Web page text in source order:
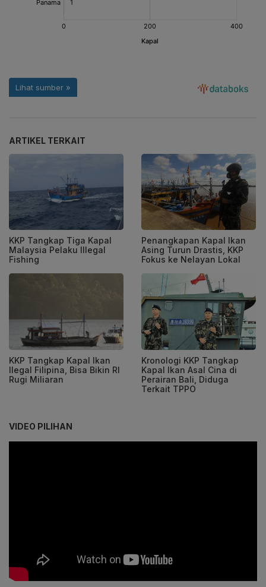
ARTIKEL TERKAIT
KKP Tangkap Tiga Kapal
Malaysia Pelaku Illegal
Fishing
Penangkapan Kapal Ikan
Asing Turun Drastis, KKP
Fokus ke Nelayan Lokal
KKP Tangkap Kapal Ikan
Ilegal Filipina, Bisa Bikin RI
Rugi Miliaran
Kronologi KKP Tangkap
Kapal Ikan Asal Cina di
Perairan Bali, Diduga
Terkait TPPO
VIDEO PILIHAN